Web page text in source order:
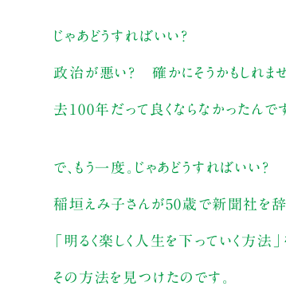
じゃあどうすればいい？
政治が悪い？ 確かにそうかもしれま
去100年だって良くならなかったんで
で、もう一度。じゃあどうすればいい？
稲垣えみ子さんが50歳で新聞社を辞
「明るく楽しく人生を下っていく方法
その方法を見つけたのです。